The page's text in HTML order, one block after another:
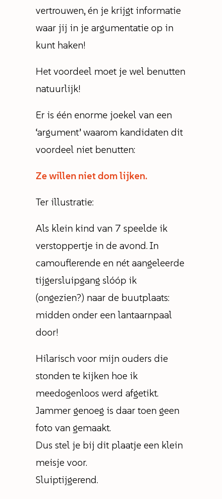
vertrouwen, én je krijgt informatie
waar jij in je argumentatie op in
kunt haken!
Het voordeel moet je wel benutten
natuurlijk!
Er is één enorme joekel van een
‘argument’ waarom kandidaten dit
voordeel niet benutten:
Ze willen niet dom lijken.
Ter illustratie:
Als klein kind van 7 speelde ik
verstoppertje in de avond. In
camouflerende en nét aangeleerde
tijgersluipgang slóóp ik
(ongezien?) naar de buutplaats:
midden onder een lantaarnpaal
door!
Hilarisch voor mijn ouders die
stonden te kijken hoe ik
meedogenloos werd afgetikt.
Jammer genoeg is daar toen geen
foto van gemaakt.
Dus stel je bij dit plaatje een klein
meisje voor.
Sluiptijgerend.